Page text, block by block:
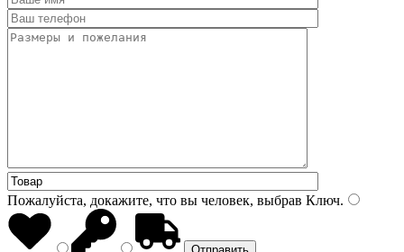
Пожалуйста, докажите, что вы человек, выбрав Ключ.